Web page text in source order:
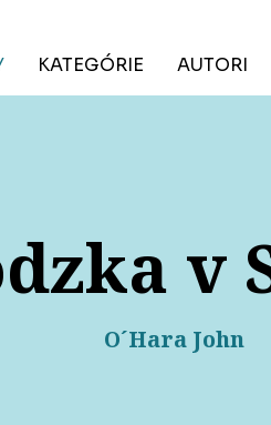
KATEGÓRIE AUTORI
v
O´Hara John